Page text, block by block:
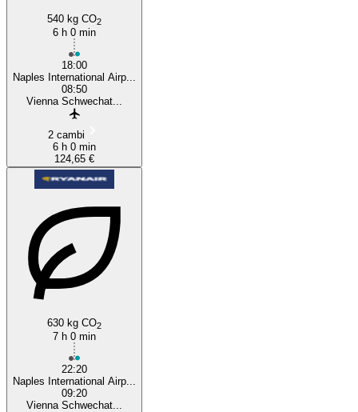
540 kg CO2
6 h 0 min
18:00
Naples International Airp...
08:50
Vienna Schwechat...
2 cambi
6 h 0 min
124,65 €
630 kg CO2
7 h 0 min
22:20
Naples International Airp...
09:20
Vienna Schwechat...